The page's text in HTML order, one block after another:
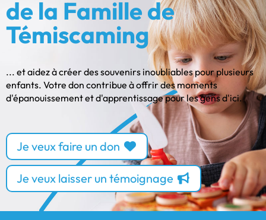
de la Famille de
Témiscaming
... et aidez à créer des souvenirs inoubliables pour plusieurs
enfants. Votre don contribue à offrir des moments
d'épanouissement et d'apprentissage pour les gens d'ici.
Je veux faire un don
Je veux laisser un témoignage